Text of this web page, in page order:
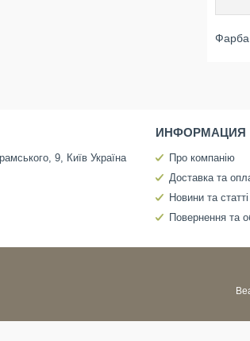
Фарба
9, Київ Україна
ИНФОРМАЦИЯ
Про компанію
Доставка та
Новини та статті
Повернення та